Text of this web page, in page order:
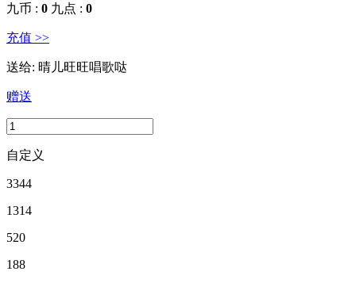
九币 : 0 九点 : 0
充值 >>
送给: 晴儿旺旺唱歌哒
赠送
自定义
3344
1314
520
188